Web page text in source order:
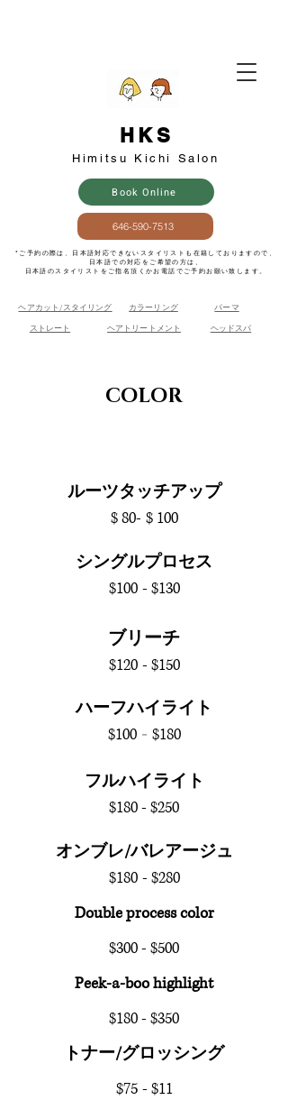
HKS
​Himitsu Kichi Salon
Book Online
646-590-7513
​*ご予約の際は、日本語対応できないスタイリストも在籍しておりますので、
日本語での対応をご希望の方は、
日本語のスタイリストをご指名頂くかお電話でご予約お願い致します。
ヘアカット/スタイリング ​カラーリング パーマ
ストレート ヘアトリートメント ​ヘッドスパ
COLOR
ルーツタッチアップ
$ 80- $ 100
シングルプロセス
$100 - $130
​ブリーチ
$120 - $150
ハーフハイライト
$100- $180
フルハイライト
$180 - $250
オンブレ/バレアージュ
$180 - $280
Double process color
​$300 - $500
Peek-a-boo highlight
​$180 - $350
トナー/グロッシング
$75 - $11